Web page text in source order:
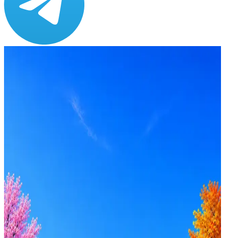
Оффер быстрее с Эйч